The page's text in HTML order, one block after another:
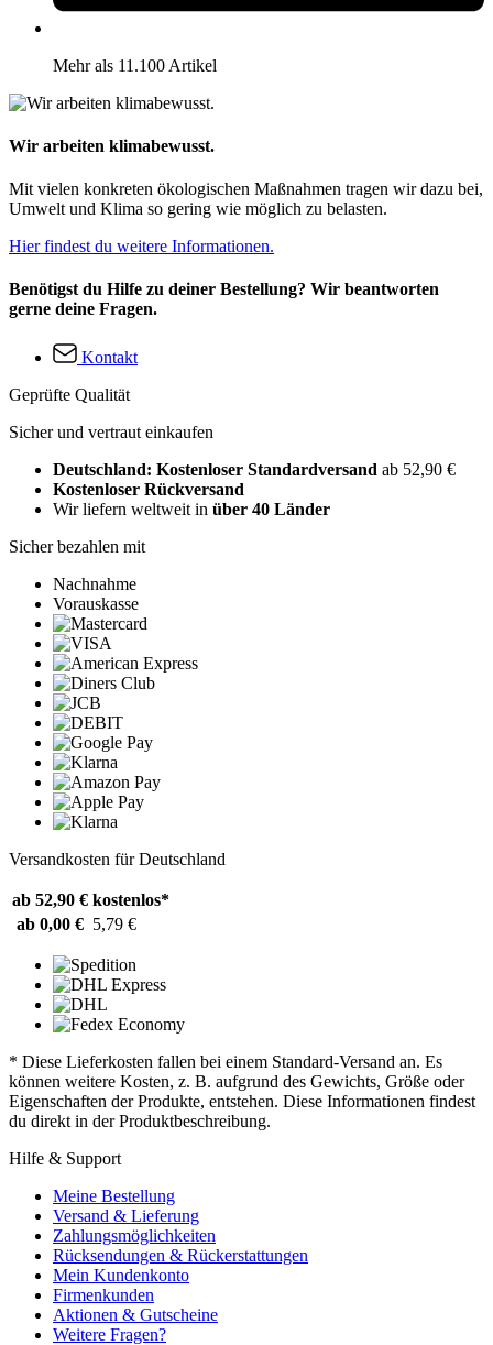
Mehr als 11.100 Artikel
Wir arbeiten klimabewusst.
Mit vielen konkreten ökologischen Maßnahmen tragen wir dazu bei,
Umwelt und Klima so gering wie möglich zu belasten.
Hier findest du weitere Informationen.
Benötigst du Hilfe zu deiner Bestellung? Wir beantworten
gerne deine Fragen.
Kontakt
Geprüfte Qualität
Sicher und vertraut einkaufen
Deutschland: Kostenloser Standardversand ab 52,90 €
Kostenloser Rückversand
Wir liefern weltweit in über 40 Länder
Sicher bezahlen mit
Nachnahme
Vorauskasse
Versandkosten für Deutschland
ab 52,90 € kostenlos*
ab 0,00 € 5,79 €
* Diese Lieferkosten fallen bei einem Standard-Versand an. Es
können weitere Kosten, z. B. aufgrund des Gewichts, Größe oder
Eigenschaften der Produkte, entstehen. Diese Informationen findest
du direkt in der Produktbeschreibung.
Hilfe & Support
Meine Bestellung
Versand & Lieferung
Zahlungsmöglichkeiten
Rücksendungen & Rückerstattungen
Mein Kundenkonto
Firmenkunden
Aktionen & Gutscheine
Weitere Fragen?